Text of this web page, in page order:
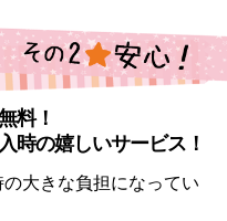
料！
時の嬉しいサービス！
の大きな負担になってい